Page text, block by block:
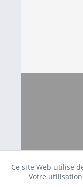
Ce site Web utilise
Votre